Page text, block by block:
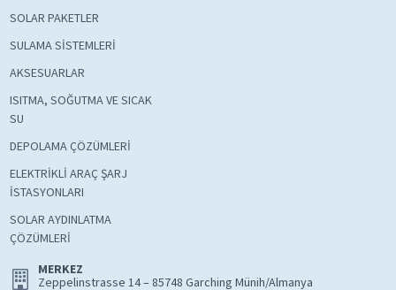
SOLAR PAKETLER
SULAMA SİSTEMLERİ
AKSESUARLAR
ISITMA, SOĞUTMA VE SICAK
SU
DEPOLAMA ÇÖZÜMLERİ
ELEKTRİKLİ ARAÇ ŞARJ
İSTASYONLARI
SOLAR AYDINLATMA
ÇÖZÜMLERİ
MERKEZ
Zeppelinstrasse 14 – 85748 Garching Münih/Almanya